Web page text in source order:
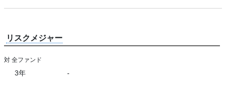
リスクメジャー
対 全ファンド
3年 -